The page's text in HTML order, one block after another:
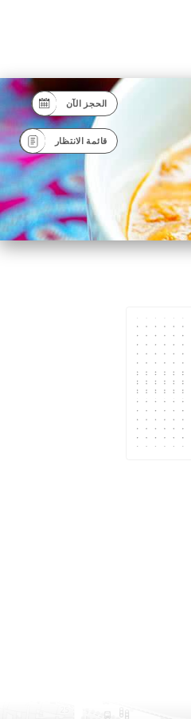
الحجز الآن
قائمة الانتظار